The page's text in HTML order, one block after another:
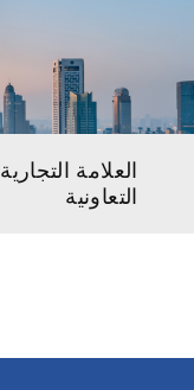
العلامة التجارية
التعاونية